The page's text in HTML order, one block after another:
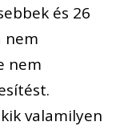
és 26
nem
nem
valamilyen